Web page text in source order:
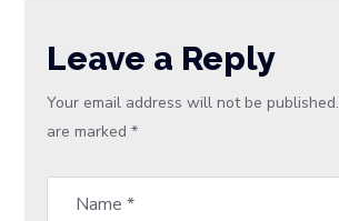
Leave a Reply
Your email address will not be published.
are marked*